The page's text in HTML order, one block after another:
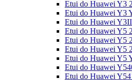
Etui do Huawei Y3
Etui do Huawei Y3
Etui do Huawei
Etui do Huawei Y5
Etui do Huawei Y5
Etui do Huawei Y5
Etui do Huawei Y5
Etui do Huawei
Etui do Huawei